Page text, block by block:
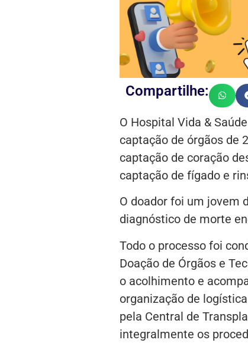
Compartilhe:
O Hospital Vida &
captação de órgãos de
captação de coração
captação de fígado e
O doador foi um jovem
diagnóstico de morte
Todo o processo foi
Doação de Órgãos e
o acolhimento e
organização de
pela Central de
integralmente os